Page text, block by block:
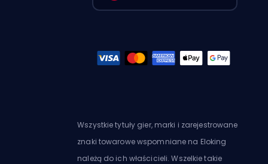
Wszystkie tytuły gier, marki i zarejestrowane
znaki towarowe wspomniane na Eloking
należą do ich właścicieli. Wszelkie takie